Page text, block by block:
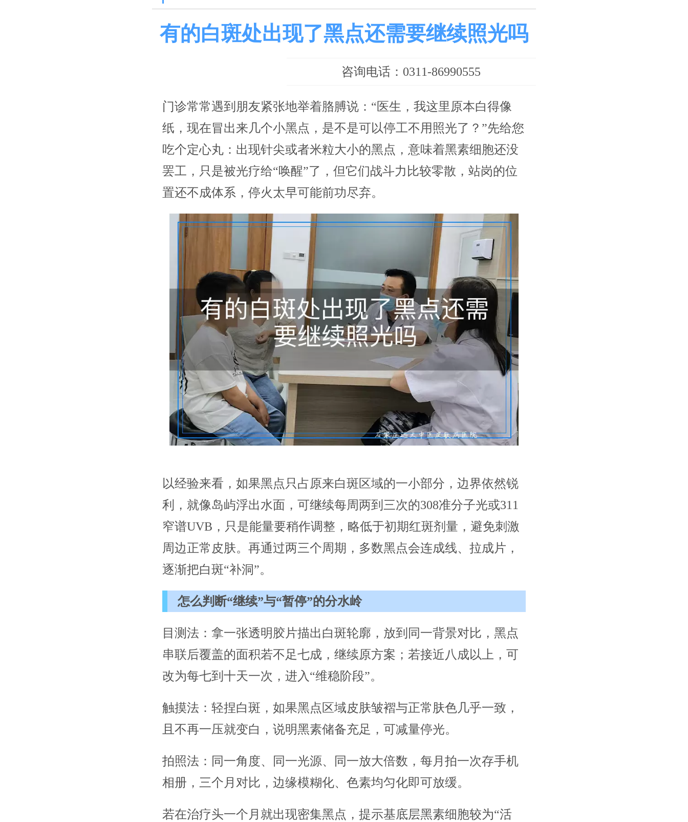
有的白斑处出现了黑点还需要继续照光吗
咨询电话：0311-86990555
门诊常常遇到朋友紧张地举着胳膊说：“医生，我这里原本白得像
纸，现在冒出来几个小黑点，是不是可以停工不用照光了？”先给您
吃个定心丸：出现针尖或者米粒大小的黑点，意味着黑素细胞还没
罢工，只是被光疗给“唤醒”了，但它们战斗力比较零散，站岗的位
置还不成体系，停火太早可能前功尽弃。
以经验来看，如果黑点只占原来白斑区域的一小部分，边界依然锐
利，就像岛屿浮出水面，可继续每周两到三次的308准分子光或311
窄谱UVB，只是能量要稍作调整，略低于初期红斑剂量，避免刺激
周边正常皮肤。再通过两三个周期，多数黑点会连成线、拉成片，
逐渐把白斑“补洞”。
怎么判断“继续”与“暂停”的分水岭
目测法：拿一张透明胶片描出白斑轮廓，放到同一背景对比，黑点
串联后覆盖的面积若不足七成，继续原方案；若接近八成以上，可
改为每七到十天一次，进入“维稳阶段”。
触摸法：轻捏白斑，如果黑点区域皮肤皱褶与正常肤色几乎一致，
且不再一压就变白，说明黑素储备充足，可减量停光。
拍照法：同一角度、同一光源、同一放大倍数，每月拍一次存手机
相册，三个月对比，边缘模糊化、色素均匀化即可放缓。
若在治疗头一个月就出现密集黑点，提示基底层黑素细胞较为“活